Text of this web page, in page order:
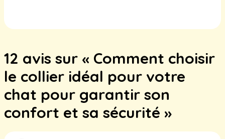
12 avis sur « Comment choisir
le collier idéal pour votre
chat pour garantir son
confort et sa sécurité »